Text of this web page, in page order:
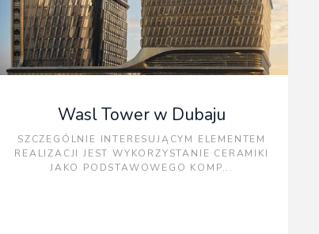
Wasl Tower w Dubaju
SZCZEGÓLNIE INTERESUJĄCYM ELEMENTEM
REALIZACJI JEST WYKORZYSTANIE CERAMIKI
JAKO PODSTAWOWEGO KOMP...